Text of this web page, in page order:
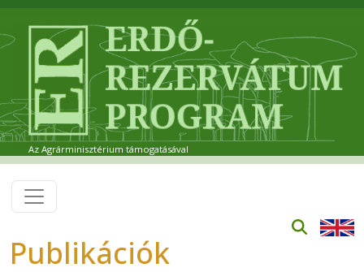
Az Agrárminisztérium támogatásával
Publikációk